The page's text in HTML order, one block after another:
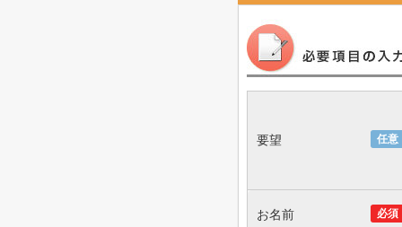
任意
要望
必須
お名前